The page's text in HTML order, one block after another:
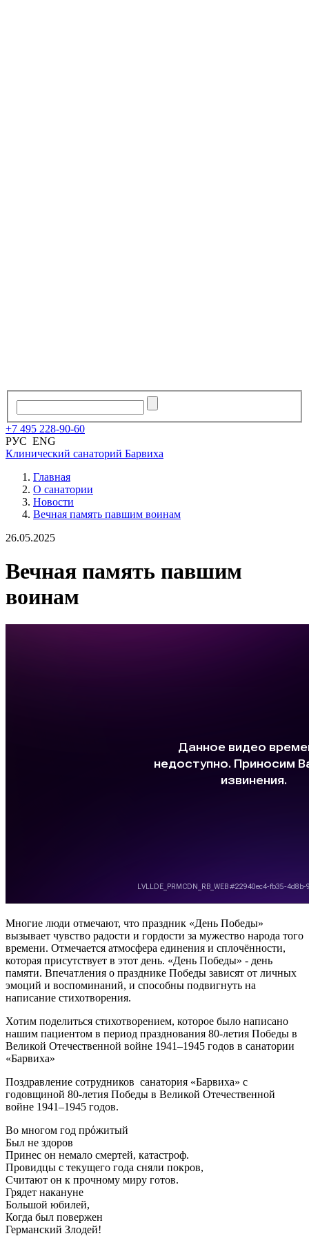
+7 495 228-90-60
РУС ENG
Клинический санаторий Барвиха
Главная
О санатории
Новости
Вечная память павшим воинам
26.05.2025
Вечная память павшим
воинам
Многие люди отмечают, что праздник «День Победы»
вызывает чувство радости и гордости за мужество народа того
времени. Отмечается атмосфера единения и сплочённости,
которая присутствует в этот день. «День Победы» - день
памяти. Впечатления о празднике Победы зависят от личных
эмоций и воспоминаний, и способны подвигнуть на
написание стихотворения.
Хотим поделиться стихотворением, которое было написано
нашим пациентом в период празднования 80-летия Победы в
Великой Отечественной войне 1941–1945 годов в санатории
«Барвиха»
Поздравление сотрудников санатория «Барвиха» с
годовщиной 80-летия Победы в Великой Отечественной
войне 1941–1945 годов.
Во многом год прόжитый
Был не здоров
Принес он немало смертей, катастроф.
Провидцы с текущего года сняли покров,
Считают он к прочному миру готов.
Грядет накануне
Большой юбилей,
Когда был повержен
Германский Злодей!